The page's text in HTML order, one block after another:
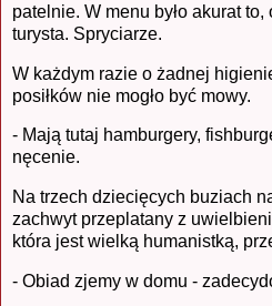
patelnie. W menu było akurat to,
turysta. Spryciarze.
W każdym razie o żadnej
posiłków nie mogło być mowy.
- Mają tutaj hamburgery,
nęcenie.
Na trzech dziecięcych buziach
zachwyt przeplatany z
która jest wielką humanistką,
- Obiad zjemy w domu -